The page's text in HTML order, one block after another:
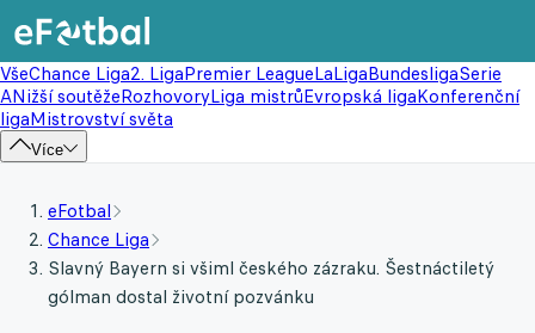
VšeChance Liga2. LigaPremier LeagueLaLigaBundesligaSerie
ANižší soutěžeRozhovoryLiga mistrůEvropská ligaKonferenční
ligaMistrovství světa
Více
eFotbal
Chance Liga
Slavný Bayern si všiml českého zázraku. Šestnáctiletý
gólman dostal životní pozvánku